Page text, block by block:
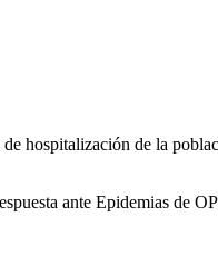
hospitalización de la
ante Epidemias de